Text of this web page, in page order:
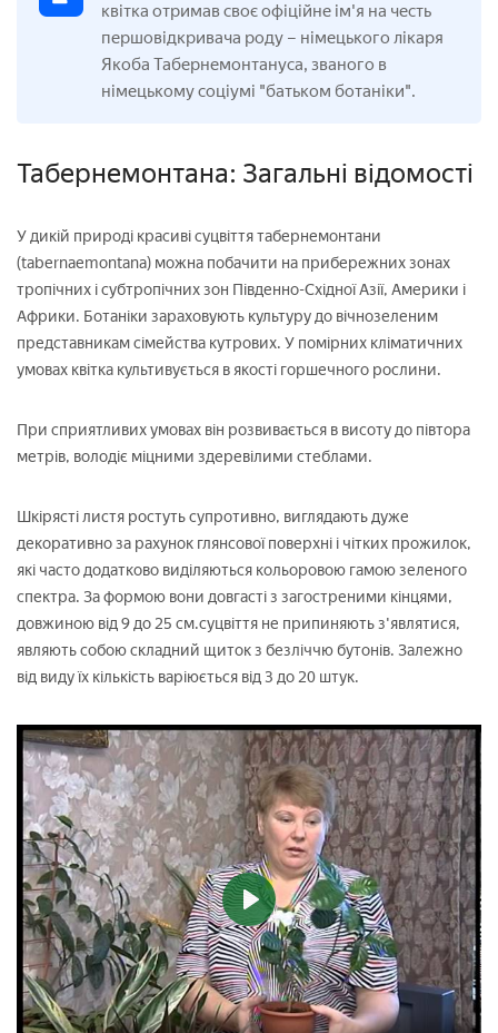
квітка отримав своє офіційне ім'я на честь
першовідкривача роду – німецького лікаря
Якоба Табернемонтануса, званого в
німецькому соціумі "батьком ботаніки".
Табернемонтана: Загальні відомості
У дикій природі красиві суцвіття табернемонтани
(tabernaemontana) можна побачити на прибережних зонах
тропічних і субтропічних зон Південно-Східної Азії, Америки і
Африки. Ботаніки зараховують культуру до вічнозеленим
представникам сімейства кутрових. У помірних кліматичних
умовах квітка культивується в якості горшечного рослини.
При сприятливих умовах він розвивається в висоту до півтора
метрів, володіє міцними здеревілими стеблами.
Шкірясті листя ростуть супротивно, виглядають дуже
декоративно за рахунок глянсової поверхні і чітких прожилок,
які часто додатково виділяються кольоровою гамою зеленого
спектра. За формою вони довгасті з загостреними кінцями,
довжиною від 9 до 25 см.суцвіття не припиняють з'являтися,
являють собою складний щиток з безліччю бутонів. Залежно
від виду їх кількість варіюється від 3 до 20 штук.
Play